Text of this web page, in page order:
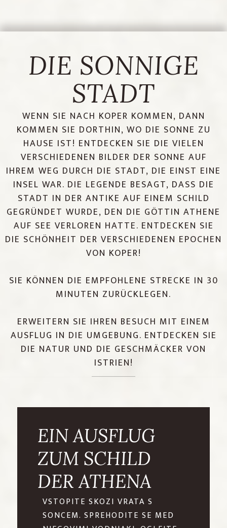
Koper
DIE SONNIGE
STADT
WENN SIE NACH KOPER KOMMEN, DANN
KOMMEN SIE DORTHIN, WO DIE SONNE ZU
HAUSE IST! ENTDECKEN SIE DIE VIELEN
VERSCHIEDENEN BILDER DER SONNE AUF
IHREM WEG DURCH DIE STADT, DIE EINST EINE
INSEL WAR. DIE LEGENDE BESAGT, DASS DIE
STADT IN DER ANTIKE AUF EINEM SCHILD
GEGRÜNDET WURDE, DEN DIE GÖTTIN ATHENE
AUF SEE VERLOREN HATTE. ENTDECKEN SIE
DIE SCHÖNHEIT DER VERSCHIEDENEN EPOCHEN
VON KOPER!
SIE KÖNNEN DIE EMPFOHLENE STRECKE IN 30
MINUTEN ZURÜCKLEGEN.
ERWEITERN SIE IHREN BESUCH MIT EINEM
AUSFLUG IN DIE UMGEBUNG. ENTDECKEN SIE
DIE NATUR UND DIE GESCHMÄCKER VON
ISTRIEN!
EIN AUSFLUG
ZUM SCHILD
DER ATHENA
VSTOPITE SKOZI VRATA S
SONCEM. SPREHODITE SE MED